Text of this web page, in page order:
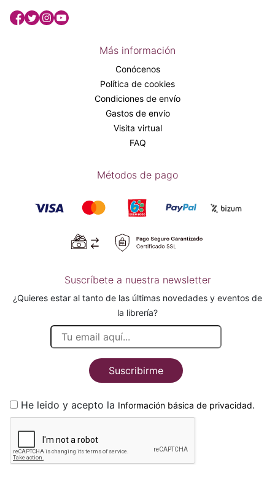
Más información
Conócenos
Política de cookies
Condiciones de envío
Gastos de envío
Visita virtual
FAQ
Métodos de pago
Suscríbete a nuestra newsletter
¿Quieres estar al tanto de las últimas novedades y eventos de
la librería?
Suscribirme
He leido y acepto la Información básica de privacidad.